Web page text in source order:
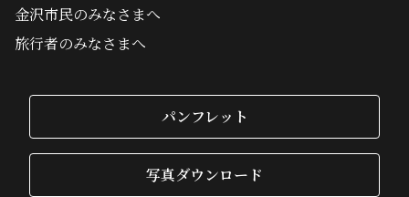
金沢市民のみなさまへ
旅行者のみなさまへ
パンフレット
写真ダウンロード